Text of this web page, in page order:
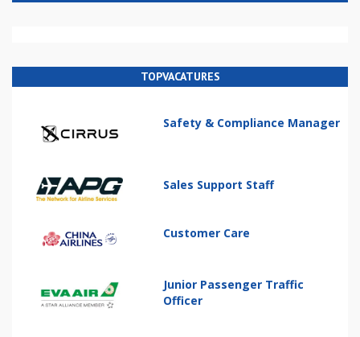
TOPVACATURES
Safety & Compliance Manager
Sales Support Staff
Customer Care
Junior Passenger Traffic
Officer